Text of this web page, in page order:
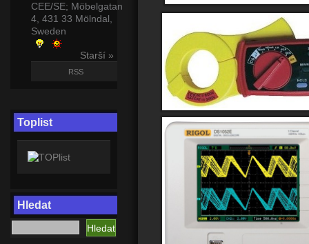
CEE/SE; Möbelgatan
4, 431 33 Mölndal,
Sweden
Starší »
RSS
Toplist
Hledat